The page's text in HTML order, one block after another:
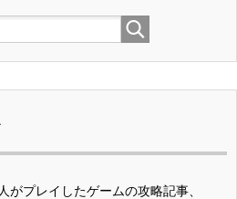
がプレイしたゲームの攻略記事、